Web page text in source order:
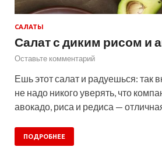
САЛАТЫ
Салат с диким рисом и
Оставьте комментарий
Ешь этот салат и радуешься: так
не надо никого уверять, что
авокадо, риса и редиса —
ПОДРОБНЕЕ